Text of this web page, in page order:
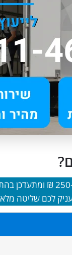
המחיר לשירותי הובלות
לכם שליטה